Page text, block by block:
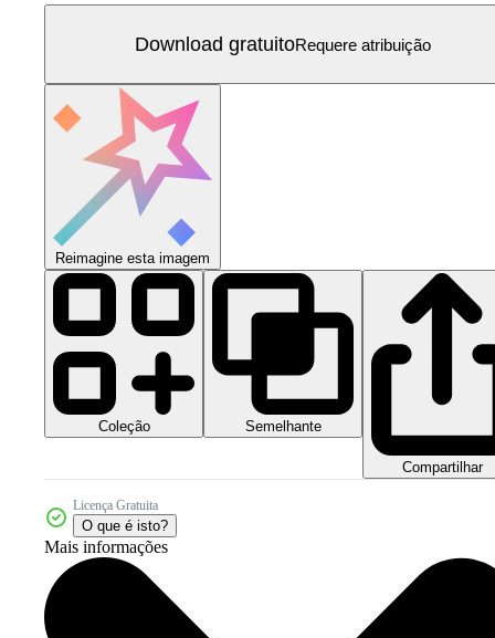
Download gratuitoRequere atribuição
Reimagine esta imagem
Coleção Semelhante
Compartilhar
Licença Gratuita
O que é isto?
Mais informações